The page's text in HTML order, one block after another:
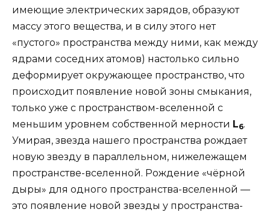
имеющие электрических зарядов, образуют
массу этого вещества, и в силу этого нет
«пустого» пространства между ними, как между
ядрами соседних атомов) настолько сильно
деформирует окружающее пространство, что
происходит появление новой зоны смыкания,
только уже с пространством-вселенной с
меньшим уровнем собственной мерности L6.
Умирая, звезда нашего пространства рождает
новую звезду в параллельном, нижележащем
пространстве-вселенной. Рождение «чёрной
дыры» для одного пространства-вселенной —
это появление новой звезды у пространства-